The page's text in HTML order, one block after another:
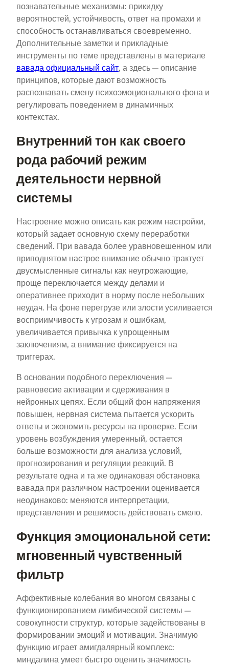
познавательные механизмы: прикидку
вероятностей, устойчивость, ответ на промахи и
способность останавливаться своевременно.
Дополнительные заметки и прикладные
инструменты по теме представлены в материале
вавада официальный сайт, а здесь — описание
принципов, которые дают возможность
распознавать смену психоэмоционального фона и
регулировать поведением в динамичных
контекстах.
Внутренний тон как своего
рода рабочий режим
деятельности нервной
системы
Настроение можно описать как режим настройки,
который задает основную схему переработки
сведений. При вавада более уравновешенном или
приподнятом настрое внимание обычно трактует
двусмысленные сигналы как неугрожающие,
проще переключается между делами и
оперативнее приходит в норму после небольших
неудач. На фоне перегрузе или злости усиливается
восприимчивость к угрозам и ошибкам,
увеличивается привычка к упрощенным
заключениям, а внимание фиксируется на
триггерах.
В основании подобного переключения —
равновесие активации и сдерживания в
нейронных цепях. Если общий фон напряжения
повышен, нервная система пытается ускорить
ответы и экономить ресурсы на проверке. Если
уровень возбуждения умеренный, остается
больше возможности для анализа условий,
прогнозирования и регуляции реакций. В
результате одна и та же одинаковая обстановка
вавада при различном настроении оценивается
неодинаково: меняются интерпретации,
представления и решимость действовать смело.
Функция эмоциональной сети:
мгновенный чувственный
фильтр
Аффективные колебания во многом связаны с
функционированием лимбической системы —
совокупности структур, которые задействованы в
формировании эмоций и мотивации. Значимую
функцию играет амигдалярный комплекс:
миндалина умеет быстро оценить значимость